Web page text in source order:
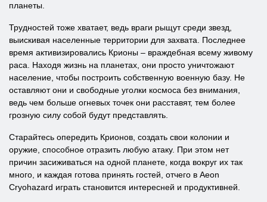
планеты.
Трудностей тоже хватает, ведь враги рыщут среди звезд,
выискивая населенные территории для захвата. Последнее
время активизировались Крионы – враждебная всему живому
раса. Находя жизнь на планетах, они просто уничтожают
население, чтобы построить собственную военную базу. Не
оставляют они и свободные уголки космоса без внимания,
ведь чем больше огневых точек они расставят, тем более
грозную силу собой будут представлять.
Старайтесь опередить Крионов, создать свои колонии и
оружие, способное отразить любую атаку. При этом нет
причин засиживаться на одной планете, когда вокруг их так
много, и каждая готова принять гостей, отчего в Aeon
Cryohazard играть становится интересней и продуктивней.